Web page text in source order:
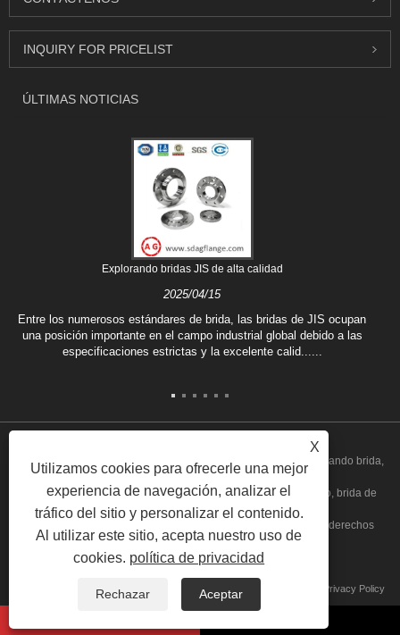
INQUIRY FOR PRICELIST
ÚLTIMAS NOTICIAS
Explorando bridas JIS de alta calidad
2025/04/15
Entre los numerosos estándares de brida, las bridas de JIS ocupan
una posición importante en el campo industrial global debido a las
especificaciones estrictas y la excelente calid......
Copyright © 2020 Shandong Aiguo Forging Co., Ltd. - China Forjando brida,
fabricantes de brida ciega, fábrica de brida de acero al carbono, brida de
placa, proveedores de brida de cuello de soldadura Todos los derechos
reservados
Enlaces Sitemap Privacy Policy
X
Utilizamos cookies para ofrecerle una mejor
experiencia de navegación, analizar el
tráfico del sitio y personalizar el contenido.
Al utilizar este sitio, acepta nuestro uso de
cookies. política de privacidad
Rechazar Aceptar